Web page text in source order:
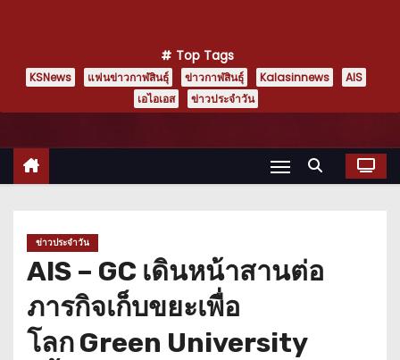
Top Tags
KSNews แฟนข่าวกาฬสินธุ์ ข่าวกาฬสินธุ์ Kalasinnews
AIS
เอไอเอส
ข่าวประจำวัน
ข่าวประจำวัน
AIS – GC เดินหน้าสานต่อ
ภารกิจเก็บขยะเพื่อ
โลก Green University